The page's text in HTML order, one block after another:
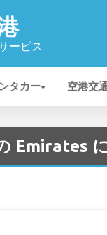
ービス
タカー 空港交
Emirates